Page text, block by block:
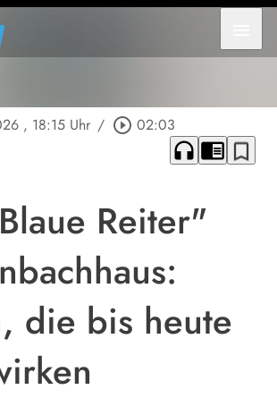
, 18:15 Uhr / play_circle_outline 02:03
headphones chrome_reader_mode bookmark_border
Reiter"
die bis heute